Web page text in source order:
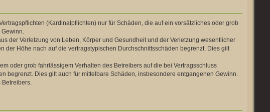
(Kardinalpflichten) nur für Schäden, die auf ein vorsätzliches oder grob
der Verletzung von Leben, Körper und Gesundheit und der Verletzung wesentlicher
Höhe nach auf die vertragstypischen Durchschnittsschäden begrenzt. Dies gilt
oder grob fahrlässigem Verhalten des Betreibers auf die bei Vertragsschluss
Dies gilt auch für mittelbare Schäden, insbesondere entgangenen Gewinn.